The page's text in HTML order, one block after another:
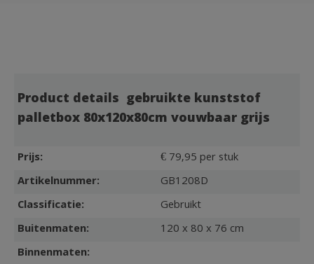
Product details gebruikte kunststof
palletbox 80x120x80cm vouwbaar grijs
Prijs:
€ 79,95 per stuk
Artikelnummer:
GB1208D
Classificatie:
Gebruikt
Buitenmaten:
120 x 80 x 76 cm
Binnenmaten: